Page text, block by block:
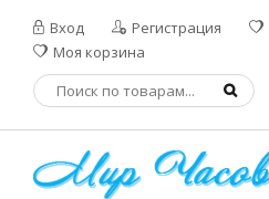
Вход Регистрация
Моя корзина